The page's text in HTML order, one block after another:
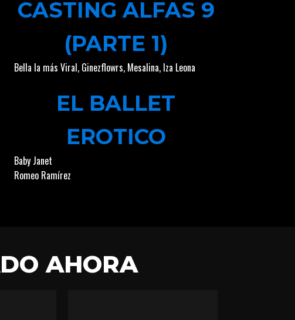
CASTING ALFAS 9
(PARTE 1)
Bella la más Viral, Ginezflowrs, Mesalina, Iza Leona
EL BALLET
EROTICO
Baby Janet
Romeo Ramírez
AHORA